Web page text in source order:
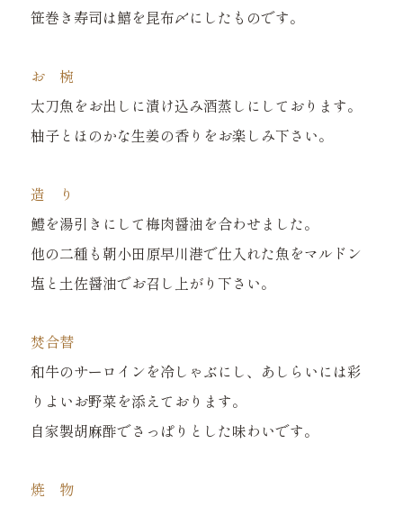
笹巻き寿司は鱚を昆布〆にしたものです。
お 椀
太刀魚をお出しに漬け込み酒蒸しにしております。
柚子とほのかな生姜の香りをお楽しみ下さい。
造 り
鱧を湯引きにして梅肉醤油を合わせました。
他の二種も朝小田原早川港で仕入れた魚をマルドン
塩と土佐醤油でお召し上がり下さい。
焚合替
和牛のサーロインを冷しゃぶにし、あしらいには彩
りよいお野菜を添えております。
自家製胡麻酢でさっぱりとした味わいです。
焼 物